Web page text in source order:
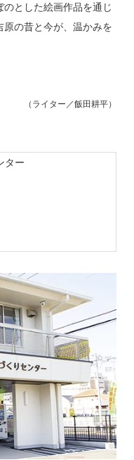
とした絵画作品を通じ
の昔と今が、温かみを
（ライター／飯田耕平）
ター